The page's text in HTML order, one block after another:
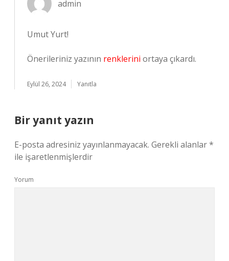
admin
Umut Yurt!
Önerileriniz yazının renklerini ortaya çıkardı.
Eylül 26, 2024 Yanıtla
Bir yanıt yazın
E-posta adresiniz yayınlanmayacak. Gerekli alanlar*
ile işaretlenmişlerdir
Yorum